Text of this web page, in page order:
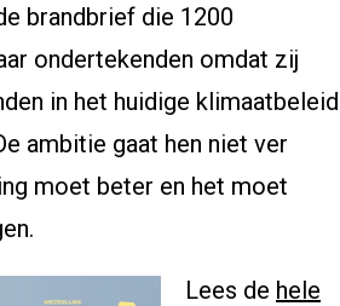
brandbrief die 1200
ondertekenden omdat zij
in het huidige klimaatbeleid
ambitie gaat hen niet ver
moet beter en het moet
Lees de hele